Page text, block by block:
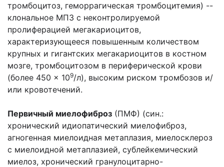
тромбоцитоз, геморрагическая тромбоцитемия) --
клональное МПЗ с неконтролируемой
пролиферацией мегакариоцитов,
характеризующееся повышенным количеством
крупных и гигантских мегакариоцитов в костном
мозге, тромбоцитозом в периферической крови
(более 450 × 109/л), высоким риском тромбозов и/
или кровотечений.
Первичный миелофиброз (ПМФ) (син.:
хронический идиопатический миелофиброз,
агногенная миелоидная метаплазия, миелосклероз
с миелоидной метаплазией, сублейкемический
миелоз, хронический гранулоцитарно-